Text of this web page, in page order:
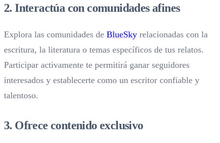
2. Interactúa con comunidades afines
Explora las comunidades de BlueSky relacionadas con la
escritura, la literatura o temas específicos de tus relatos.
Participar activamente te permitirá ganar seguidores
interesados y establecerte como un escritor confiable y
talentoso.
3. Ofrece contenido exclusivo